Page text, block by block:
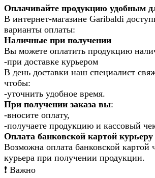
Оплачивайте продукцию удобным
В интернет-магазине Garibaldi
варианты оплаты:
Наличные при получении
Вы можете оплатить продукцию
-при доставке курьером
В день доставки наш специалист
чтобы:
-уточнить удобное время.
При получении заказа вы:
-вносите оплату,
-получаете продукцию и кассовый
Оплата банковской картой курьеру
Возможна оплата банковской картой
курьера при получении продукции.
❗️ Важно